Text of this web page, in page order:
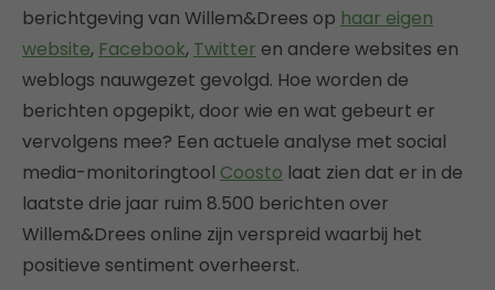
berichtgeving van Willem&Drees op haar eigen
website, Facebook, Twitter en andere websites en
weblogs nauwgezet gevolgd. Hoe worden de
berichten opgepikt, door wie en wat gebeurt er
vervolgens mee? Een actuele analyse met social
media-monitoringtool Coosto laat zien dat er in de
laatste drie jaar ruim 8.500 berichten over
Willem&Drees online zijn verspreid waarbij het
positieve sentiment overheerst.